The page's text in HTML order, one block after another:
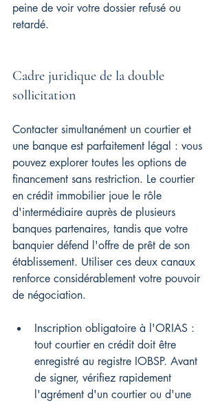
peine de voir votre dossier refusé ou
retardé.
Cadre juridique de la double
sollicitation
Contacter simultanément un courtier et
une banque est parfaitement légal : vous
pouvez explorer toutes les options de
financement sans restriction. Le courtier
en crédit immobilier joue le rôle
d'intermédiaire auprès de plusieurs
banques partenaires, tandis que votre
banquier défend l'offre de prêt de son
établissement. Utiliser ces deux canaux
renforce considérablement votre pouvoir
de négociation.
Inscription obligatoire à l'ORIAS :
tout courtier en crédit doit être
enregistré au registre IOBSP. Avant
de signer, vérifiez rapidement
l'agrément d'un courtier ou d'une